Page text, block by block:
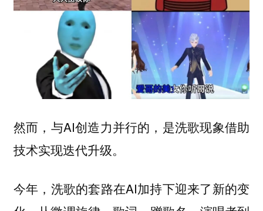
然而，与AI创造力并行的，是洗歌现象借助
技术实现迭代升级。
今年，洗歌的套路在AI加持下迎来了新的变